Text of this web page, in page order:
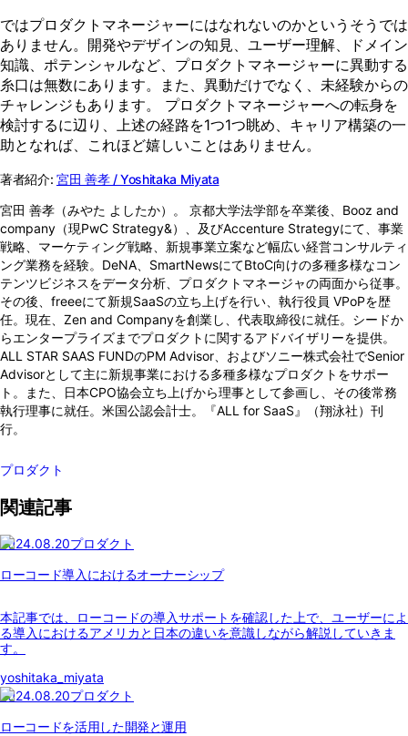
ではプロダクトマネージャーにはなれないのかというそうでは
ありません。開発やデザインの知見、ユーザー理解、ドメイン
知識、ポテンシャルなど、プロダクトマネージャーに異動する
糸口は無数にあります。また、異動だけでなく、未経験からの
チャレンジもあります。 プロダクトマネージャーへの転身を
検討するに辺り、上述の経路を1つ1つ眺め、キャリア構築の一
助となれば、これほど嬉しいことはありません。
著者紹介: 宮田 善孝 / Yoshitaka Miyata
宮田 善孝（みやた よしたか）。 京都大学法学部を卒業後、Booz and
company（現PwC Strategy&）、及びAccenture Strategyにて、事業
戦略、マーケティング戦略、新規事業立案など幅広い経営コンサルティ
ング業務を経験。DeNA、SmartNewsにてBtoC向けの多種多様なコン
テンツビジネスをデータ分析、プロダクトマネージャの両面から従事。
その後、freeeにて新規SaaSの立ち上げを行い、執行役員 VPoPを歴
任。現在、Zen and Companyを創業し、代表取締役に就任。シードか
らエンタープライズまでプロダクトに関するアドバイザリーを提供。
ALL STAR SAAS FUNDのPM Advisor、およびソニー株式会社でSenior
Advisorとして主に新規事業における多種多様なプロダクトをサポー
ト。また、日本CPO協会立ち上げから理事として参画し、その後常務
執行理事に就任。米国公認会計士。『ALL for SaaS』（翔泳社）刊
行。
プロダクト
関連記事
2024.08.20プロダクト
ローコード導入におけるオーナーシップ
本記事では、ローコードの導入サポートを確認した上で、ユーザーによ
る導入におけるアメリカと日本の違いを意識しながら解説していきま
す。
yoshitaka_miyata
2024.08.20プロダクト
ローコードを活用した開発と運用